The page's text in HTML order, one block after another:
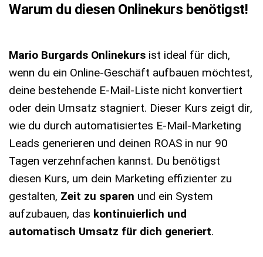
Warum du diesen Onlinekurs benötigst!
Mario Burgards Onlinekurs ist ideal für dich,
wenn du ein Online-Geschäft aufbauen möchtest,
deine bestehende E-Mail-Liste nicht konvertiert
oder dein Umsatz stagniert. Dieser Kurs zeigt dir,
wie du durch automatisiertes E-Mail-Marketing
Leads generieren und deinen ROAS in nur 90
Tagen verzehnfachen kannst. Du benötigst
diesen Kurs, um dein Marketing effizienter zu
gestalten, Zeit zu sparen und ein System
aufzubauen, das kontinuierlich und
automatisch Umsatz für dich generiert.